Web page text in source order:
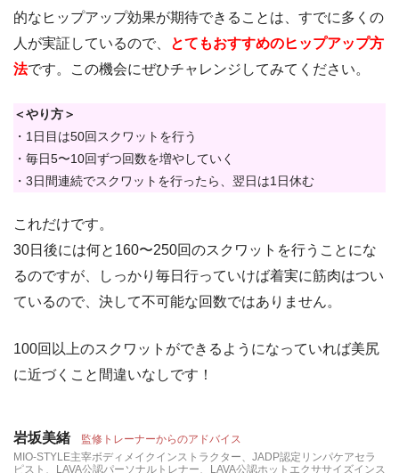
的なヒップアップ効果が期待できることは、すでに多くの
人が実証しているので、
とてもおすすめのヒップアップ方
法です。この機会にぜひチャレンジしてみてください。
＜やり方＞
・1日目は50回スクワットを行う
・毎日5〜10回ずつ回数を増やしていく
・3日間連続でスクワットを行ったら、翌日は1日休む
これだけです。
30日後には何と160〜250回のスクワットを行うことにな
るのですが、しっかり毎日行っていけば着実に筋肉はつい
ているので、決して不可能な回数ではありません。
100回以上のスクワットができるようになっていれば美尻
に近づくこと間違いなしです！
岩坂美緒 監修トレーナーからのアドバイス
MIO-STYLE主宰ボディメイクインストラクター、JADP認定リンパケアセラ
ピスト、LAVA公認パーソナルトレナー、LAVA公認ホットエクササイズインス